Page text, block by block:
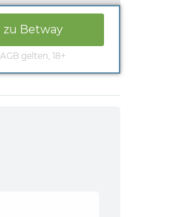
zu Betway
AGB gelten, 18+